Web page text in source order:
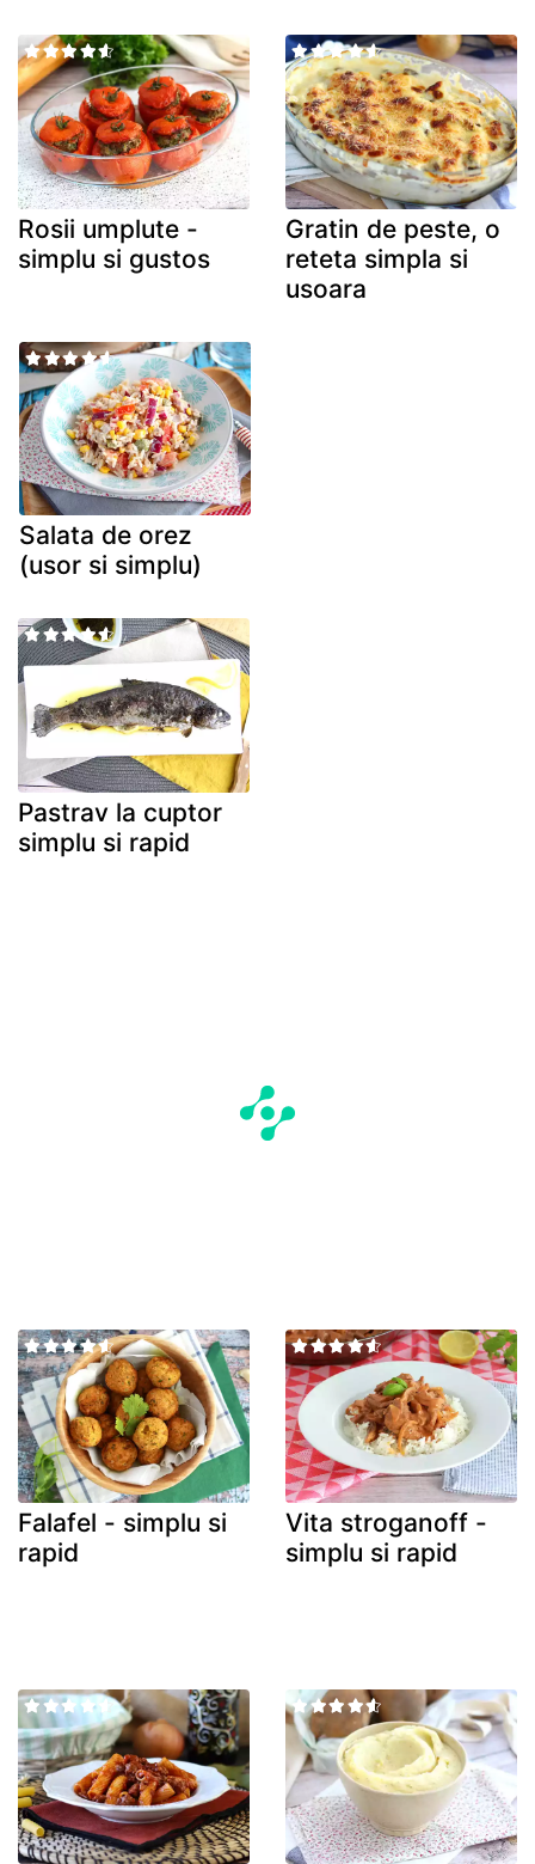
Rosii umplute -
simplu si gustos
Gratin de peste, o
reteta simpla si
usoara
Salata de orez
(usor si simplu)
Pastrav la cuptor
simplu si rapid
Falafel - simplu si
rapid
Vita stroganoff -
simplu si rapid